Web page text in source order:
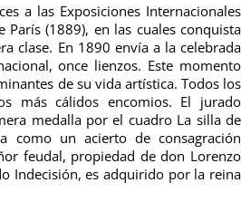
a las Exposiciones Internacionales
París (1889), en las cuales conquista
clase. En 1890 envía a la celebrada
once lienzos. Este momento
de su vida artística. Todos los
más cálidos encomios. El jurado
medalla por el cuadro La silla de
como un acierto de consagración
feudal, propiedad de don Lorenzo
Indecisión, es adquirido por la reina